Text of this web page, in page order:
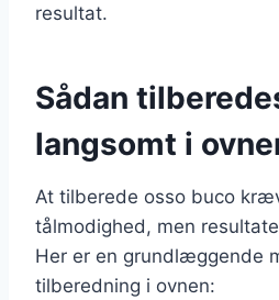
resultat.
Sådan
langsomt i
At tilberede osso buco
tålmodighed, men
Her er en grundlæggende
tilberedning i ovnen: